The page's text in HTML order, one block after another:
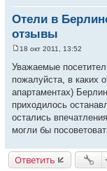
Отели в
отзывы
о
б
е
н
е
18 окт 2011, 13:52
Уважаемые
пожалуйста, в каких
апартаментах)
приходилось
остались
могли бы
Ответить